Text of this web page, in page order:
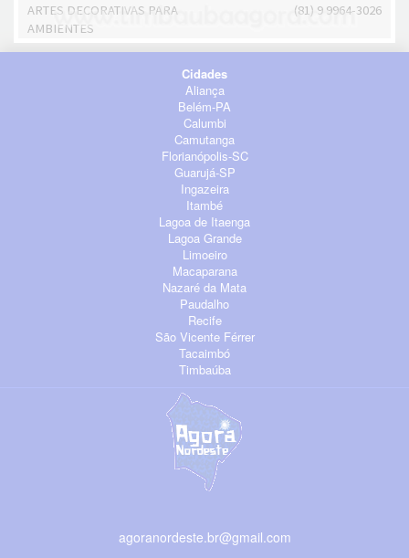
ARTES DECORATIVAS PARA
AMBIENTES
(81) 9 9964-3026
Cidades
Aliança
Belém-PA
Calumbi
Camutanga
Florianópolis-SC
Guarujá-SP
Ingazeira
Itambé
Lagoa de Itaenga
Lagoa Grande
Limoeiro
Macaparana
Nazaré da Mata
Paudalho
Recife
São Vicente Férrer
Tacaimbó
Timbaúba
agoranordeste.br@gmail.com